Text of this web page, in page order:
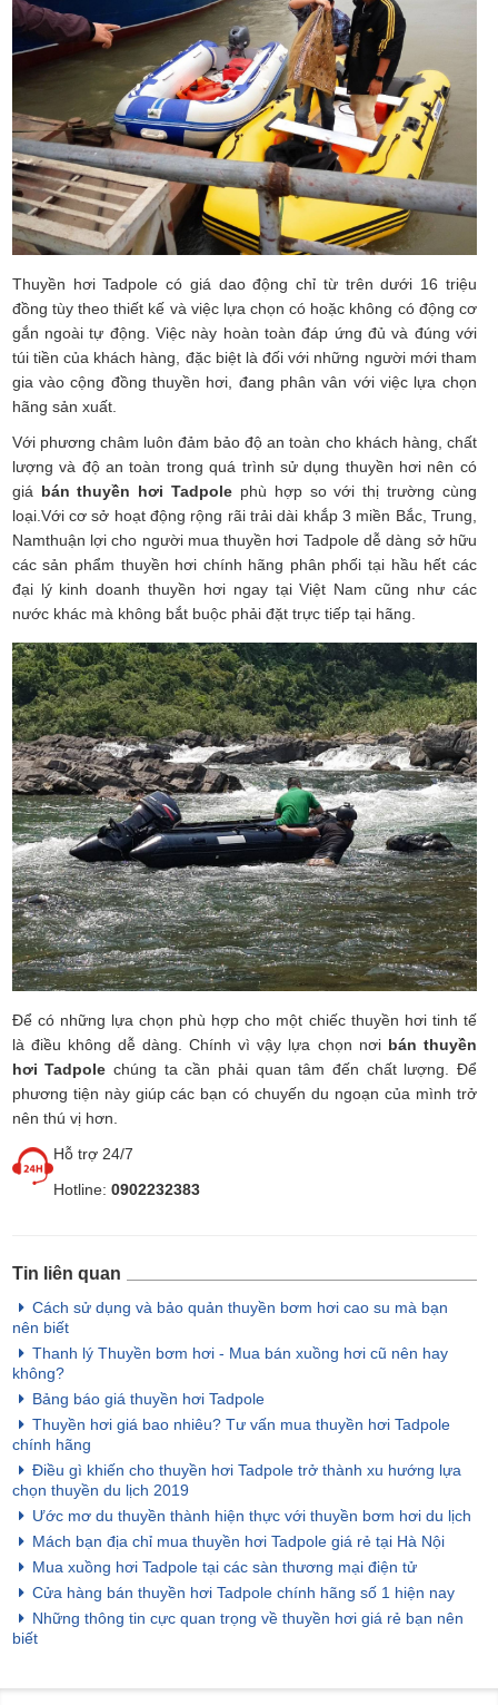
Thuyền hơi Tadpole có giá dao động chỉ từ trên dưới 16 triệu
đồng tùy theo thiết kế và việc lựa chọn có hoặc không có động cơ
gắn ngoài tự động. Việc này hoàn toàn đáp ứng đủ và đúng với
túi tiền của khách hàng, đặc biệt là đối với những người mới tham
gia vào cộng đồng thuyền hơi, đang phân vân với việc lựa chọn
hãng sản xuất.
Với phương châm luôn đảm bảo độ an toàn cho khách hàng, chất
lượng và độ an toàn trong quá trình sử dụng thuyền hơi nên có
giá bán thuyền hơi Tadpole phù hợp so với thị trường cùng
loại. Với cơ sở hoạt động rộng rãi trải dài khắp 3 miền Bắc, Trung,
Namthuận lợi cho người mua thuyền hơi Tadpole dễ dàng sở hữu
các sản phẩm thuyền hơi chính hãng phân phối tại hầu hết các
đại lý kinh doanh thuyền hơi ngay tại Việt Nam cũng như các
nước khác mà không bắt buộc phải đặt trực tiếp tại hãng.
Để có những lựa chọn phù hợp cho một chiếc thuyền hơi tinh tế
là điều không dễ dàng. Chính vì vậy lựa chọn nơi bán thuyền
hơi Tadpole chúng ta cần phải quan tâm đến chất lượng. Để
phương tiện này giúp các bạn có chuyến du ngoạn của mình trở
nên thú vị hơn.
Hỗ trợ 24/7
Hotline: 0902232383
Tin liên quan
Cách sử dụng và bảo quản thuyền bơm hơi cao su mà bạn
nên biết
Thanh lý Thuyền bơm hơi - Mua bán xuồng hơi cũ nên hay
không?
Bảng báo giá thuyền hơi Tadpole
Thuyền hơi giá bao nhiêu? Tư vấn mua thuyền hơi Tadpole
chính hãng
Điều gì khiến cho thuyền hơi Tadpole trở thành xu hướng lựa
chọn thuyền du lịch 2019
Ước mơ du thuyền thành hiện thực với thuyền bơm hơi du lịch
Mách bạn địa chỉ mua thuyền hơi Tadpole giá rẻ tại Hà Nội
Mua xuồng hơi Tadpole tại các sàn thương mại điện tử
Cửa hàng bán thuyền hơi Tadpole chính hãng số 1 hiện nay
Những thông tin cực quan trọng về thuyền hơi giá rẻ bạn nên
biết